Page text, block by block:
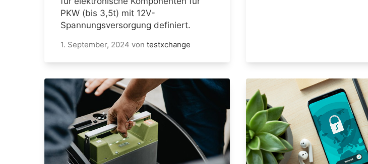
PKW (bis 3,5t) mit 12V-
Spannungsversorgung definiert.
1. September, 2024 von testxchange